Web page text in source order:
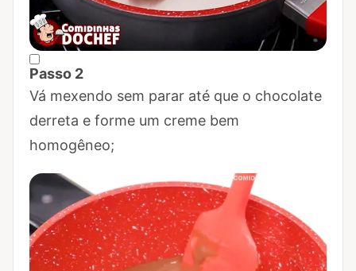
Passo 2
Marcar Passo 2 como concluído
Vá mexendo sem parar até que o chocolate
derreta e forme um creme bem
homogêneo;